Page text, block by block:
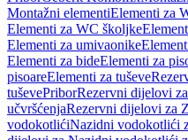
Montažni elementiElementi za
Elementi za WC školjke
Elementi za umivaonike
Elementi za bideElementi za
pisoareElementi za tuševe
tuševePriborRezervni dijelovi
učvršćenjaRezervni dijelovi za
vodokotlićiNazidni vodokotlići